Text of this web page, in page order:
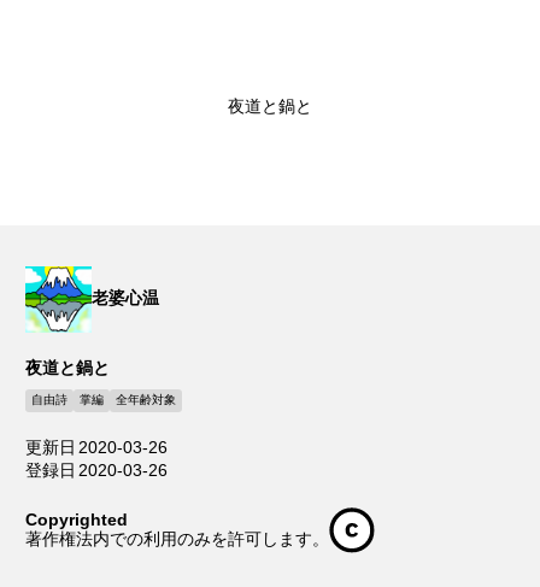
夜道と鍋と
老婆心温
夜道と鍋と
自由詩 掌編 全年齢対象
更新日 2020-03-26
登録日 2020-03-26
Copyrighted
著作権法内での利用のみを許可します。